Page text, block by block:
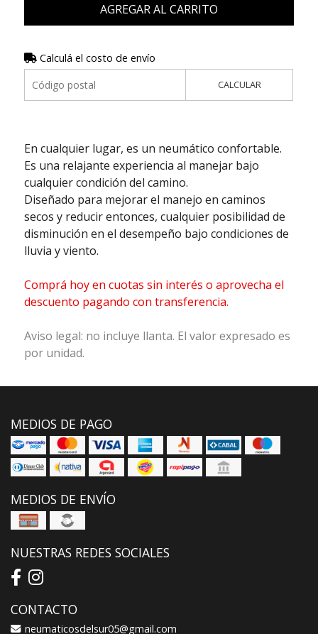
AGREGAR AL CARRITO
Calculá el costo de envío
CALCULAR
En cualquier lugar, es un neumático confortable.
Es una relajante experiencia al manejar bajo
cualquier condición del camino.
Diseñado para mejorar el manejo en caminos
secos y reducir entonces, cualquier posibilidad de
disminución en el desempeño bajo condiciones de
lluvia y viento.
Comprá hoy en cuotas sin interés o aprovecha el
descuento pagando con transferencia.
Aviso legal: no incluye llanta. El valor expresado es
por unidad.
MEDIOS DE PAGO
MEDIOS DE ENVÍO
NUESTRAS REDES SOCIALES
CONTACTO
neumaticosdelsur05@gmail.com